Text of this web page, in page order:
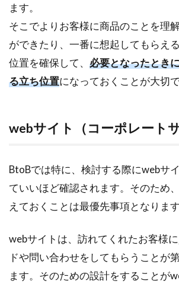
ます。
そこでよりお客様に商品のことを理
ができたり、一番に想起してもらえ
位置を確保して、 必要となったとき
る立ち位置になっておくことが大切で
webサイト（コーポレートサ
BtoBでは特に、検討する際にwebサ
ていいほど確認されます。そのため
えておくことは最優先事項となります
webサイトは、訪れてくれたお客様
ドや問い合わせをしてもらうことが
ます。そのための設計をすることが